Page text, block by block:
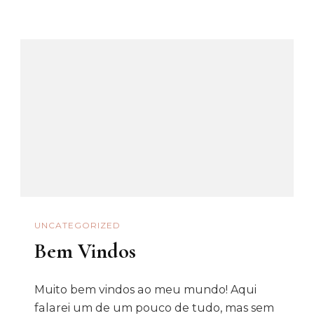
UNCATEGORIZED
Bem Vindos
Muito bem vindos ao meu mundo! Aqui
falarei um de um pouco de tudo, mas sem